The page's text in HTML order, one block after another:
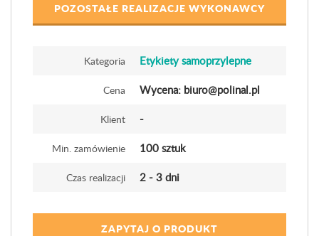
POZOSTAŁE REALIZACJE WYKONAWCY
Kategoria Etykiety samoprzylepne
Cena Wycena: biuro@polinal.pl
Klient -
Min. zamówienie 100 sztuk
Czas realizacji 2 - 3 dni
ZAPYTAJ O PRODUKT